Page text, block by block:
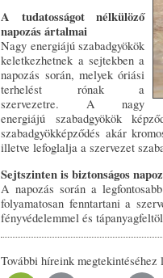
A tudatosságot nélkülöző
napozás ártalmai
Nagy energiájú szabadgyökök
keletkezhetnek a sejtekben a
napozás során, melyek óriási
terhelést rónak a
szervezetre. A nagy
energiájú szabadgyökök
szabadgyökképződés akár
illetve lefoglalja a szervezet
Sejtszinten is biztonságos
A napozás során a
folyamatosan fenntartani a
fényvédelemmel és
További híreink megtekintéséhez